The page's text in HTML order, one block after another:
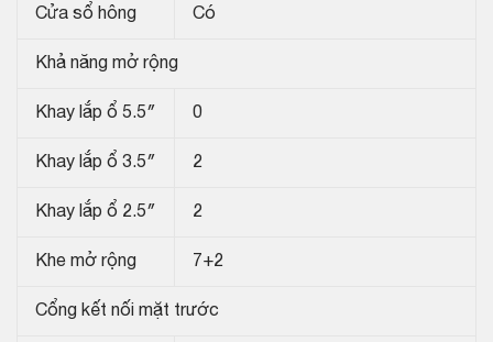
Cửa sổ hông Có
Khả năng mở rộng
Khay lắp ổ 5.5″ 0
Khay lắp ổ 3.5″ 2
Khay lắp ổ 2.5″ 2
Khe mở rộng 7+2
Cổng kết nối mặt trước